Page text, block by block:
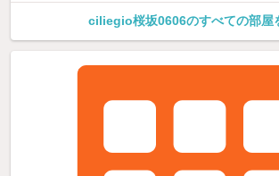
ciliegio桜坂0606のすべての部屋